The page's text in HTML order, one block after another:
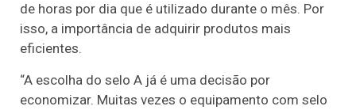
de horas por dia que é utilizado durante o mês. Por
isso, a importância de adquirir produtos mais
eficientes.
“A escolha do selo A já é uma decisão por
economizar. Muitas vezes o equipamento com selo